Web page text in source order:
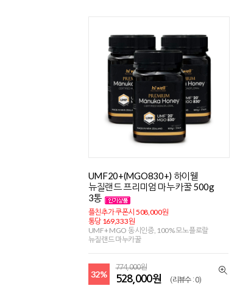
UMF20+(MGO830+) 하이웰
뉴질랜드 프리미엄 마누카꿀 500g
3통
플친추가 쿠폰시 508,000원
통당 169,333원
UMF+ MGO 동시인증, 100% 모노플로랄
뉴질랜드 마누카꿀
32%
774,000원
528,000원 (리뷰수 : 0)